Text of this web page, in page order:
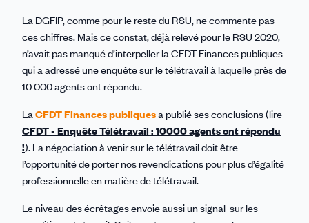
La DGFIP, comme pour le reste du RSU, ne commente pas
ces chiffres. Mais ce constat, déjà relevé pour le RSU 2020,
n’avait pas manqué d’interpeller la CFDT Finances publiques
qui a adressé une enquête sur le télétravail à laquelle près de
10 000 agents ont répondu.
La CFDT Finances publiquesa publié ses conclusions (lire
CFDT - Enquête Télétravail : 10000 agents ont répondu
!). La négociation à venir sur le télétravail doit être
l’opportunité de porter nos revendications pour plus d’égalité
professionnelle en matière de télétravail.
Le niveau des écrêtages envoie aussi un signal sur les